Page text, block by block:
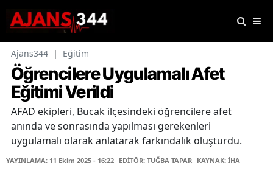
Ajans344 | Eğitim
Öğrencilere Uygulamalı Afet
Eğitimi Verildi
AFAD ekipleri, Bucak ilçesindeki öğrencilere afet
anında ve sonrasında yapılması gerekenleri
uygulamalı olarak anlatarak farkındalık oluşturdu.
YAYINLAMA: 11 Ekim 2025 - 16:22 EDİTÖR: TUĞBA TAPAR KAYNAK: İHA